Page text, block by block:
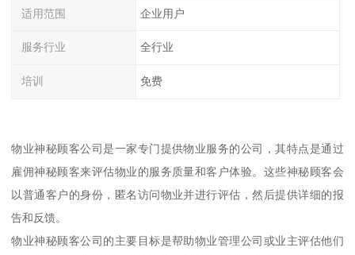
适用范围 企业用户
服务行业 全行业
培训 免费
物业神秘顾客公司是一家专门提供物业服务的公司，其特点是通过
雇佣神秘顾客来评估物业的服务质量和客户体验。这些神秘顾客会
以普通客户的身份，匿名访问物业并进行评估，然后提供详细的报
告和反馈。
物业神秘顾客公司的主要目标是帮助物业管理公司或业主评估他们